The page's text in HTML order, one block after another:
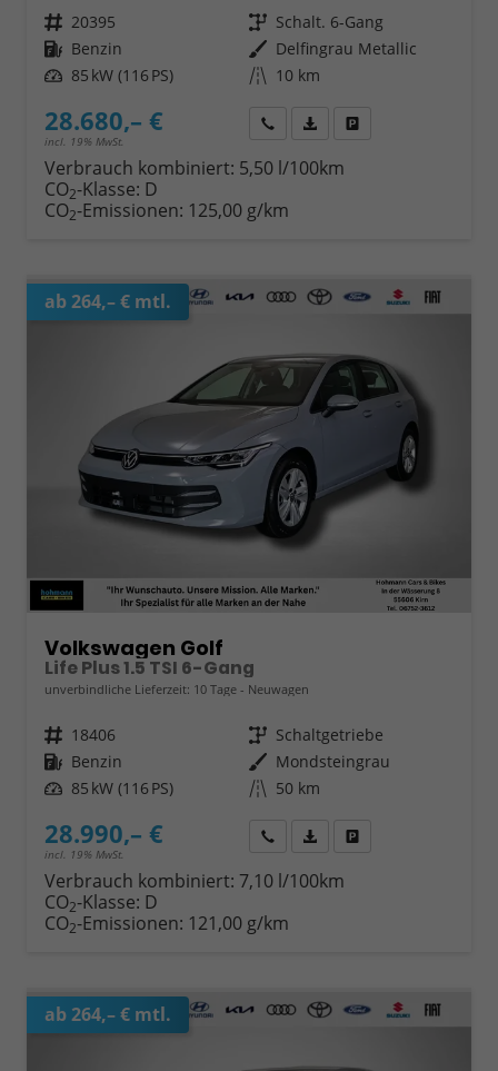
Fahrzeugnr. 20395 Getriebe Schalt. 6-Gang
Kraftstoff Benzin Außenfarbe Delfingrau Metallic
Leistung 85 kW (116 PS) Kilometerstand 10 km
28.680,– €
incl. 19% MwSt.
Wir rufen Sie anFahrzeugexposé (PDF)
Verbrauch kombiniert: 5,50 l/100km
CO2-Klasse: D
CO2-Emissionen: 125,00 g/km
ab 264,– € mtl.
Volkswagen Golf
Life Plus 1.5 TSI 6-Gang
unverbindliche Lieferzeit: 10 Tage Neuwagen
Fahrzeugnr. 18406 Getriebe Schaltgetriebe
Kraftstoff Benzin Außenfarbe Mondsteingrau
Leistung 85 kW (116 PS) Kilometerstand 50 km
28.990,– €
incl. 19% MwSt.
Wir rufen Sie anFahrzeugexposé (PDF)
Verbrauch kombiniert: 7,10 l/100km
CO2-Klasse: D
CO2-Emissionen: 121,00 g/km
ab 264,– € mtl.